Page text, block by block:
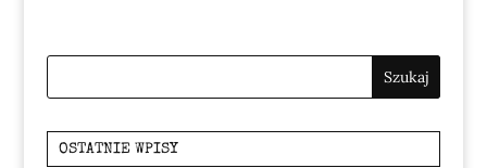
OSTATNIE WPISY